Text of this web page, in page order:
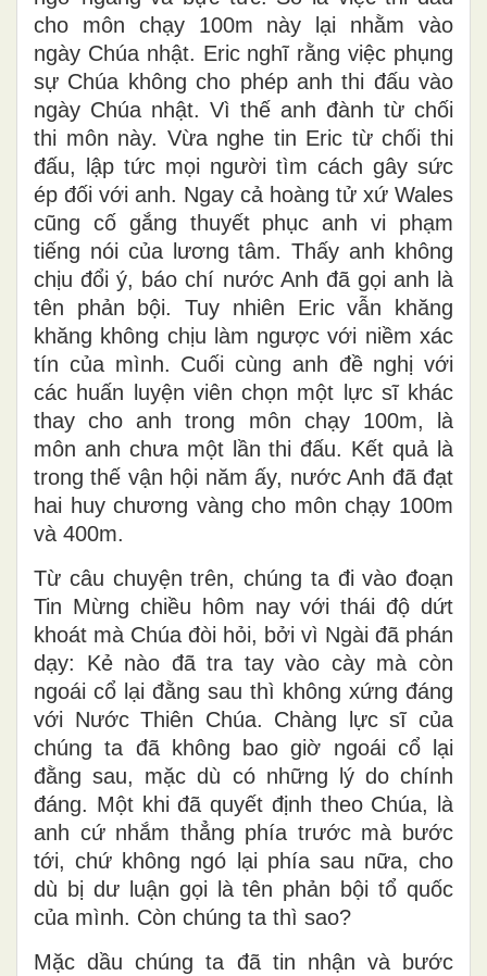
cho môn chạy 100m này lại nhằm vào
ngày Chúa nhật. Eric nghĩ rằng việc phụng
sự Chúa không cho phép anh thi đấu vào
ngày Chúa nhật. Vì thế anh đành từ chối
thi môn này. Vừa nghe tin Eric từ chối thi
đấu, lập tức mọi người tìm cách gây sức
ép đối với anh. Ngay cả hoàng tử xứ Wales
cũng cố gắng thuyết phục anh vi phạm
tiếng nói của lương tâm. Thấy anh không
chịu đổi ý, báo chí nước Anh đã gọi anh là
tên phản bội. Tuy nhiên Eric vẫn khăng
khăng không chịu làm ngược với niềm xác
tín của mình. Cuối cùng anh đề nghị với
các huấn luyện viên chọn một lực sĩ khác
thay cho anh trong môn chạy 100m, là
môn anh chưa một lần thi đấu. Kết quả là
trong thế vận hội năm ấy, nước Anh đã đạt
hai huy chương vàng cho môn chạy 100m
và 400m.
Từ câu chuyện trên, chúng ta đi vào đoạn
Tin Mừng chiều hôm nay với thái độ dứt
khoát mà Chúa đòi hỏi, bởi vì Ngài đã phán
dạy: Kẻ nào đã tra tay vào cày mà còn
ngoái cổ lại đằng sau thì không xứng đáng
với Nước Thiên Chúa. Chàng lực sĩ của
chúng ta đã không bao giờ ngoái cổ lại
đằng sau, mặc dù có những lý do chính
đáng. Một khi đã quyết định theo Chúa, là
anh cứ nhắm thẳng phía trước mà bước
tới, chứ không ngó lại phía sau nữa, cho
dù bị dư luận gọi là tên phản bội tổ quốc
của mình. Còn chúng ta thì sao?
Mặc dầu chúng ta đã tin nhận và bước